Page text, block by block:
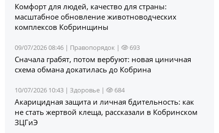
Комфорт для людей, качество для страны:
масштабное обновление животноводческих
комплексов Кобринщины
09/07/2026 08:46 | Правопорядок | 693
Сначала грабят, потом вербуют: новая циничная
схема обмана докатилась до Кобрина
10/07/2026 10:43 | Здоровье | 684
Акарицидная защита и личная бдительность: как
не стать жертвой клеща, рассказали в Кобринском
ЗЦГиЭ